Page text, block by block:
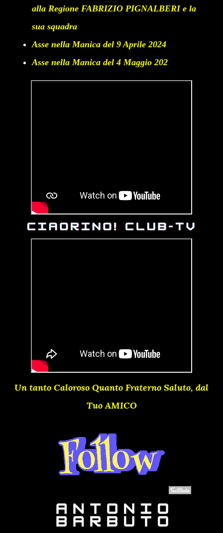
alla Regione FABRIZIO PIGNALBERI e la
sua squadra
Asse nella Manica del 9 Aprile 2024
Asse nella Manica del 4 Maggio 202
Un tanto Caloroso Quanto Fraterno Saluto, dal
Tuo AMICO